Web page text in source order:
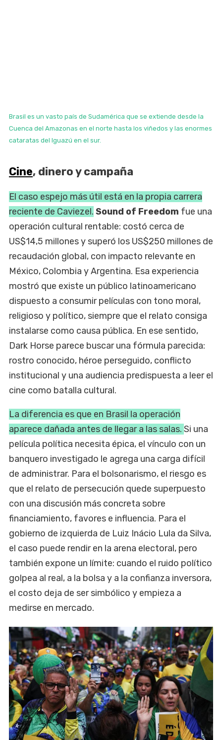
Brasil es un vasto país de Sudamérica que se extiende desde la
Cuenca del Amazonas en el norte hasta los viñedos y las enormes
cataratas del Iguazú en el sur.
Cine, dinero y campaña
El caso espejo más útil está en la propia carrera
reciente de Caviezel. Sound of Freedom fue una
operación cultural rentable: costó cerca de
US$14,5 millones y superó los US$250 millones de
recaudación global, con impacto relevante en
México, Colombia y Argentina. Esa experiencia
mostró que existe un público latinoamericano
dispuesto a consumir películas con tono moral,
religioso y político, siempre que el relato consiga
instalarse como causa pública. En ese sentido,
Dark Horse parece buscar una fórmula parecida:
rostro conocido, héroe perseguido, conflicto
institucional y una audiencia predispuesta a leer el
cine como batalla cultural.
La diferencia es que en Brasil la operación
aparece dañada antes de llegar a las salas. Si una
película política necesita épica, el vínculo con un
banquero investigado le agrega una carga difícil
de administrar. Para el bolsonarismo, el riesgo es
que el relato de persecución quede superpuesto
con una discusión más concreta sobre
financiamiento, favores e influencia. Para el
gobierno de izquierda de Luiz Inácio Lula da Silva,
el caso puede rendir en la arena electoral, pero
también expone un límite: cuando el ruido político
golpea al real, a la bolsa y a la confianza inversora,
el costo deja de ser simbólico y empieza a
medirse en mercado.